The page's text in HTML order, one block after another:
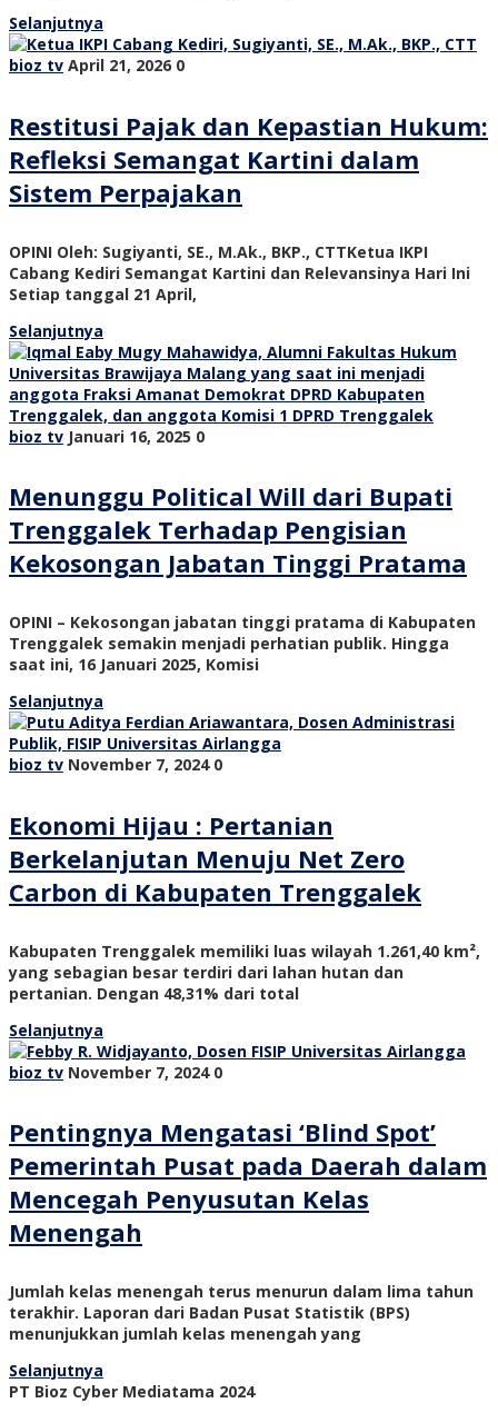
Selanjutnya
bioz tv April 21, 2026 0
Restitusi Pajak dan Kepastian Hukum:
Refleksi Semangat Kartini dalam
Sistem Perpajakan
OPINI Oleh: Sugiyanti, SE., M.Ak., BKP., CTTKetua IKPI
Cabang Kediri Semangat Kartini dan Relevansinya Hari Ini
Setiap tanggal 21 April,
Selanjutnya
bioz tv Januari 16, 2025 0
Menunggu Political Will dari Bupati
Trenggalek Terhadap Pengisian
Kekosongan Jabatan Tinggi Pratama
OPINI – Kekosongan jabatan tinggi pratama di Kabupaten
Trenggalek semakin menjadi perhatian publik. Hingga
saat ini, 16 Januari 2025, Komisi
Selanjutnya
bioz tv November 7, 2024 0
Ekonomi Hijau : Pertanian
Berkelanjutan Menuju Net Zero
Carbon di Kabupaten Trenggalek
Kabupaten Trenggalek memiliki luas wilayah 1.261,40 km²,
yang sebagian besar terdiri dari lahan hutan dan
pertanian. Dengan 48,31% dari total
Selanjutnya
bioz tv November 7, 2024 0
Pentingnya Mengatasi ‘Blind Spot’
Pemerintah Pusat pada Daerah dalam
Mencegah Penyusutan Kelas
Menengah
Jumlah kelas menengah terus menurun dalam lima tahun
terakhir. Laporan dari Badan Pusat Statistik (BPS)
menunjukkan jumlah kelas menengah yang
Selanjutnya
PT Bioz Cyber Mediatama 2024